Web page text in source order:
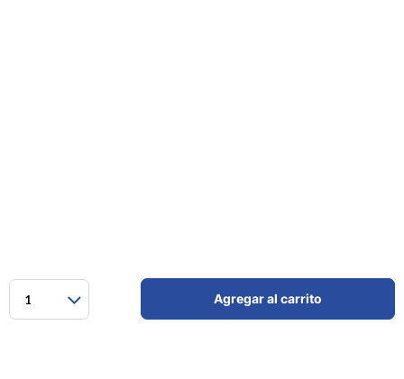
1 Agregar al carrito